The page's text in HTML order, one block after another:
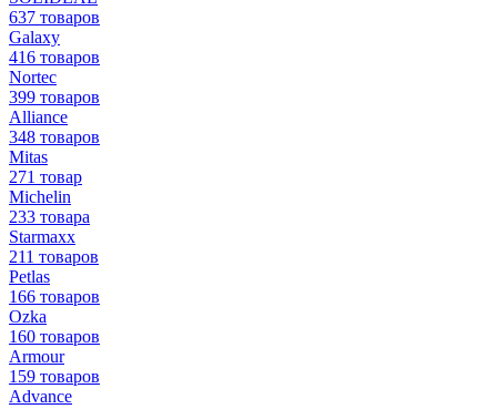
637 товаров
Galaxy
416 товаров
Nortec
399 товаров
Alliance
348 товаров
Mitas
271 товар
Michelin
233 товара
Starmaxx
211 товаров
Petlas
166 товаров
Ozka
160 товаров
Armour
159 товаров
Advance